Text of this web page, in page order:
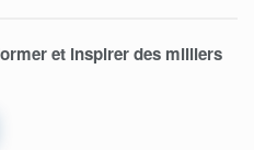
et inspirer des milliers